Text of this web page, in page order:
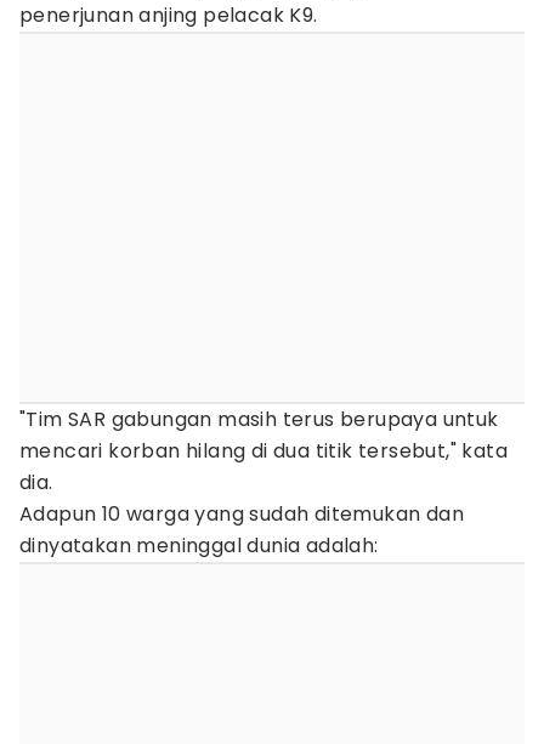
penerjunan anjing pelacak K9.
"Tim SAR gabungan masih terus berupaya untuk
mencari korban hilang di dua titik tersebut," kata
dia.
Adapun 10 warga yang sudah ditemukan dan
dinyatakan meninggal dunia adalah: